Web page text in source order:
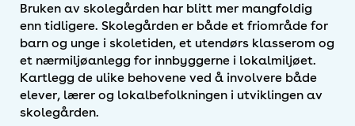
Bruken av skolegården har blitt mer mangfoldig
enn tidligere. Skolegården er både et friområde for
barn og unge i skoletiden, et utendørs klasserom og
et nærmiljøanlegg for innbyggerne i lokalmiljøet.
Kartlegg de ulike behovene ved å involvere både
elever, lærer og lokalbefolkningen i utviklingen av
skolegården.